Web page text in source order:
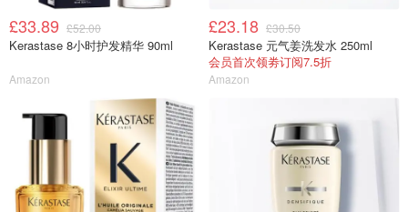
£33.89 £52.00
Kerastase 8小时护发精华 90ml
Amazon
£23.18 £30.50
Kerastase 元气姜洗发水 250ml
会员首次领劵订阅7.5折
Amazon